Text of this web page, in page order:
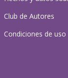
Club de Autores
Condiciones de uso